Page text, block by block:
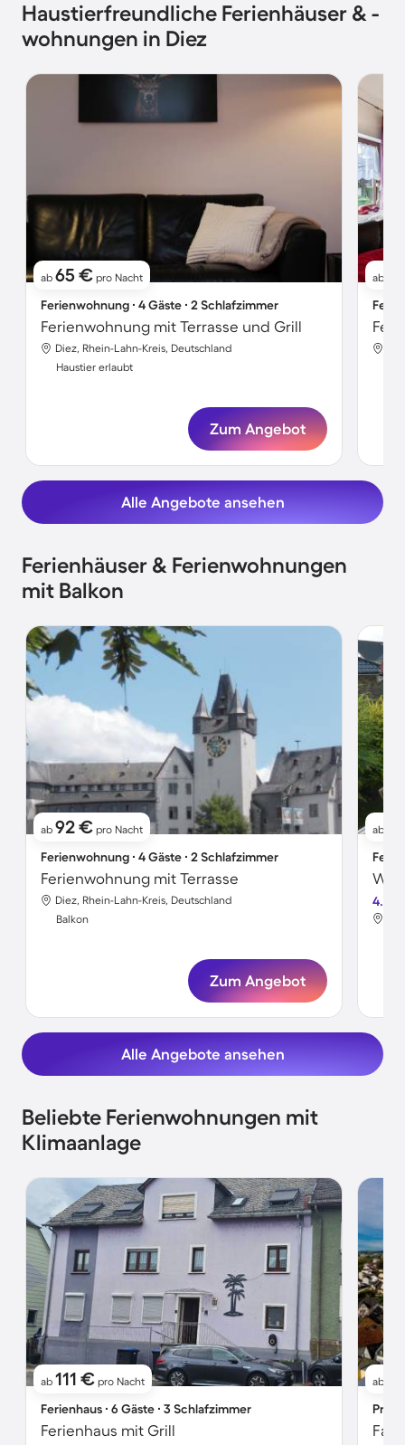
Haustierfreundliche Ferienhäuser & -
wohnungen in Diez
ab 65 € pro Nacht
Ferienwohnung ∙ 4 Gäste ∙ 2 Schlafzimmer
Ferienwohnung mit Terrasse und Grill
Diez, Rhein-Lahn-Kreis, Deutschland
Haustier erlaubt
Zum Angebot
ab
Alle Angebote ansehen
Ferienhäuser & Ferienwohnungen
mit Balkon
ab 92 € pro Nacht
Ferienwohnung ∙ 4 Gäste ∙ 2 Schlafzimmer
Ferienwohnung mit Terrasse
Diez, Rhein-Lahn-Kreis, Deutschland
Balkon
Zum Angebot
ab
4.7
Alle Angebote ansehen
Beliebte Ferienwohnungen mit
Klimaanlage
ab 111 € pro Nacht
Ferienhaus ∙ 6 Gäste ∙ 3 Schlafzimmer
Ferienhaus mit Grill
ab